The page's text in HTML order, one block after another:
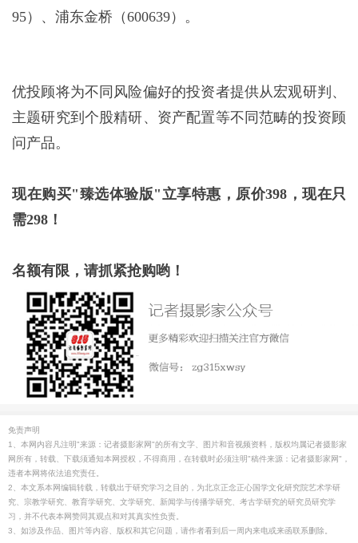
95）、浦东金桥（600639）。
优投顾将为不同风险偏好的投资者提供从宏观研判、
主题研究到个股精研、资产配置等不同范畴的投资顾
问产品。
现在购买"臻选体验版"立享特惠，原价398，现在只
需298！
名额有限，请抓紧抢购哟！
免责声明
1、本网内容凡注明"来源：记者摄影家网"的所有文字、图片和音视频资料，版权均属记者摄影家
网所有，转载、下载须通知本网授权，不得商用，在转载时必须注明"稿件来源：记者摄影家网"，
违者本网将依法追究责任。
2、本文系本网编辑转载，转载出于研究学习之目的，为北京正念正心国学文化研究院艺术学研
究、宗教学研究、教育学研究、文学研究、新闻学与传播学研究、考古学研究的研究员研究学
习，并不代表本网赞同其观点和对其真实性负责。
3、如涉及作品、图片等内容、版权和其它问题，请作者看到后一周内来电或来函联系删除。